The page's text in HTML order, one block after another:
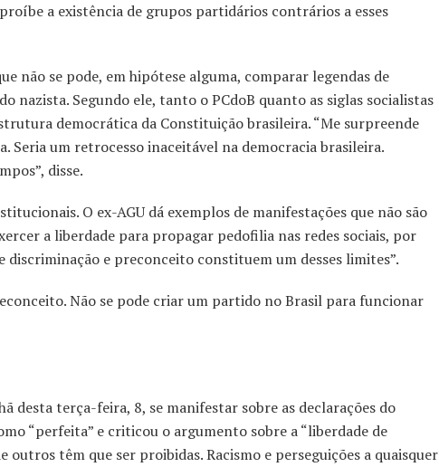
a existência de grupos partidários contrários a esses
não se pode, em hipótese alguma, comparar legendas de
nazista. Segundo ele, tanto o PCdoB quanto as siglas socialistas
democrática da Constituição brasileira. “Me surpreende
um retrocesso inaceitável na democracia brasileira.
disse.
O ex-AGU dá exemplos de manifestações que não são
a liberdade para propagar pedofilia nas redes sociais, por
e preconceito constituem um desses limites”.
Não se pode criar um partido no Brasil para funcionar
desta terça-feira, 8, se manifestar sobre as declarações do
“perfeita” e criticou o argumento sobre a “liberdade de
outros têm que ser proibidas. Racismo e perseguições a quaisquer